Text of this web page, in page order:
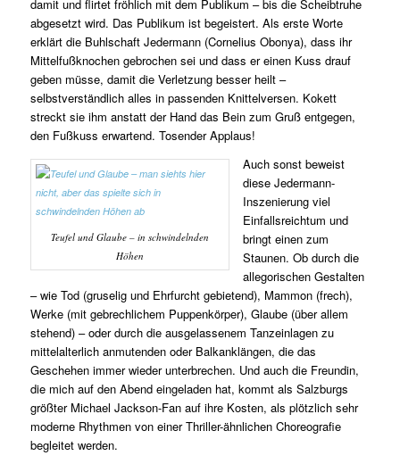
damit und flirtet fröhlich mit dem Publikum – bis die Scheibtruhe
abgesetzt wird. Das Publikum ist begeistert. Als erste Worte
erklärt die Buhlschaft Jedermann (Cornelius Obonya), dass ihr
Mittelfußknochen gebrochen sei und dass er einen Kuss drauf
geben müsse, damit die Verletzung besser heilt –
selbstverständlich alles in passenden Knittelversen. Kokett
streckt sie ihm anstatt der Hand das Bein zum Gruß entgegen,
den Fußkuss erwartend. Tosender Applaus!
Teufel und Glaube – in schwindelnden
Höhen
Auch sonst beweist
diese Jedermann-
Inszenierung viel
Einfallsreichtum und
bringt einen zum
Staunen. Ob durch die
allegorischen Gestalten
– wie Tod (gruselig und Ehrfurcht gebietend), Mammon (frech),
Werke (mit gebrechlichem Puppenkörper), Glaube (über allem
stehend) – oder durch die ausgelassenem Tanzeinlagen zu
mittelalterlich anmutenden oder Balkanklängen, die das
Geschehen immer wieder unterbrechen. Und auch die Freundin,
die mich auf den Abend eingeladen hat, kommt als Salzburgs
größter Michael Jackson-Fan auf ihre Kosten, als plötzlich sehr
moderne Rhythmen von einer Thriller-ähnlichen Choreografie
begleitet werden.